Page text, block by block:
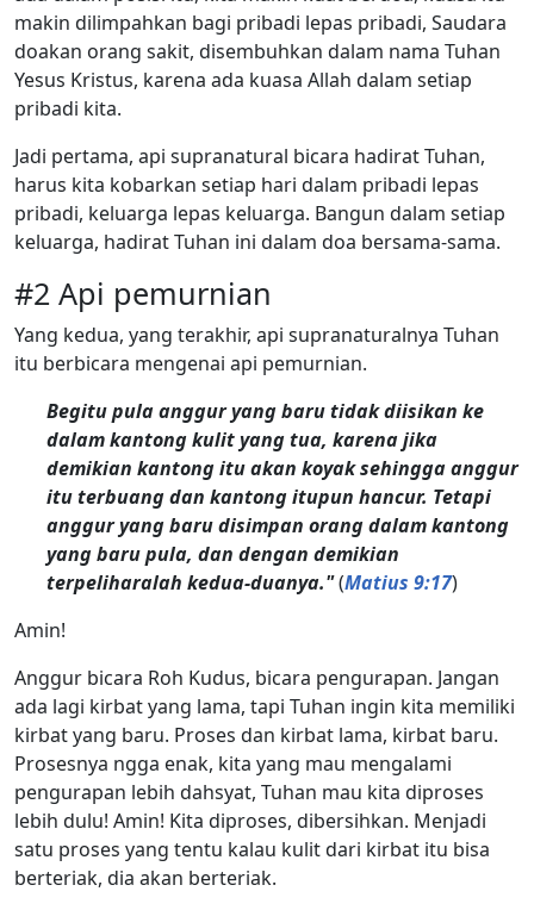
makin dilimpahkan bagi pribadi lepas pribadi, Saudara
doakan orang sakit, disembuhkan dalam nama Tuhan
Yesus Kristus, karena ada kuasa Allah dalam setiap
pribadi kita.
Jadi pertama, api supranatural bicara hadirat Tuhan,
harus kita kobarkan setiap hari dalam pribadi lepas
pribadi, keluarga lepas keluarga. Bangun dalam setiap
keluarga, hadirat Tuhan ini dalam doa bersama-sama.
#2 Api pemurnian
Yang kedua, yang terakhir, api supranaturalnya Tuhan
itu berbicara mengenai api pemurnian.
Begitu pula anggur yang baru tidak diisikan ke
dalam kantong kulit yang tua, karena jika
demikian kantong itu akan koyak sehingga anggur
itu terbuang dan kantong itupun hancur. Tetapi
anggur yang baru disimpan orang dalam kantong
yang baru pula, dan dengan demikian
terpeliharalah kedua-duanya."(Matius 9:17)
Amin!
Anggur bicara Roh Kudus, bicara pengurapan. Jangan
ada lagi kirbat yang lama, tapi Tuhan ingin kita memiliki
kirbat yang baru. Proses dan kirbat lama, kirbat baru.
Prosesnya ngga enak, kita yang mau mengalami
pengurapan lebih dahsyat, Tuhan mau kita diproses
lebih dulu! Amin! Kita diproses, dibersihkan. Menjadi
satu proses yang tentu kalau kulit dari kirbat itu bisa
berteriak, dia akan berteriak.